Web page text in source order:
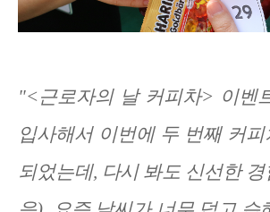
"<근로자의 날 커피차> 이벤
입사해서 이번에 두 번째 커
되었는데, 다시 봐도 신선한